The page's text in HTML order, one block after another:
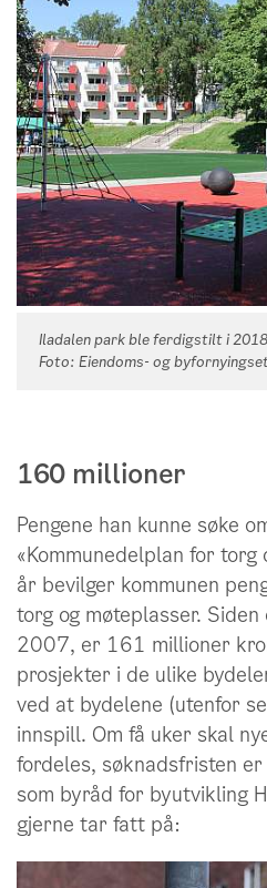
Iladalen park ble ferdigstilt i
Foto: Eiendoms- og
160 millioner
Pengene han kunne søke
«Kommunedelplan for
år bevilger kommunen
torg og møteplasser.
2007, er 161 millioner
prosjekter i de ulike
ved at bydelene (utenfor
innspill. Om få uker skal
fordeles, søknadsfristen
som byråd for byutvikling
gjerne tar fatt på: